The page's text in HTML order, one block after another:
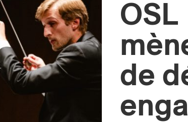
OSL
de